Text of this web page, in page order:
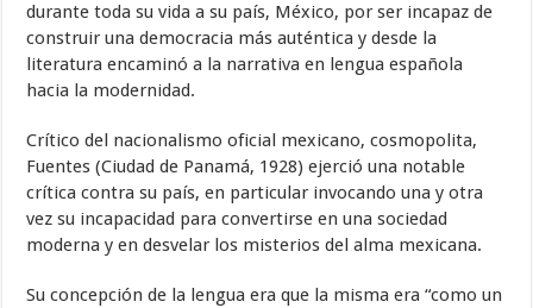
durante toda su vida a su país, México, por ser incapaz de
construir una democracia más auténtica y desde la
literatura encaminó a la narrativa en lengua española
hacia la modernidad.
Crítico del nacionalismo oficial mexicano, cosmopolita,
Fuentes (Ciudad de Panamá, 1928) ejerció una notable
crítica contra su país, en particular invocando una y otra
vez su incapacidad para convertirse en una sociedad
moderna y en desvelar los misterios del alma mexicana.
Su concepción de la lengua era que la misma era “como un